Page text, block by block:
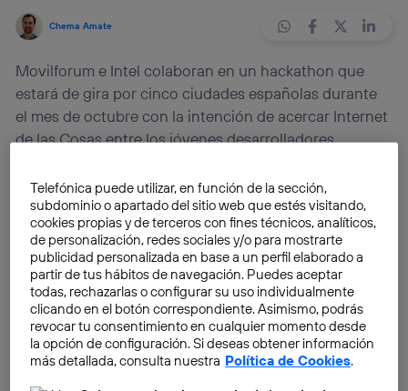
Chema Amate
Movilforum e Intel colaboran en un hackathon que
estará de gira por cinco ciudades españolas durante
el mes de octubre con la intención de acercar Internet
de las Cosas entre los jóvenes desarrolladores.
Movilforum, el programa de Partners de Soluciones de
Telefónica se ha unido a Intel y su Reto Edison para
que jóvenes de diferentes ciudades españolas puedan
poner en práctica sus habilidades y desarrollar
soluciones para el entorno de Internet de las Cosas.
Durante todo el mes de octubre, el tour organizado
por ambas empresas irá celebrando por la geografía
española diferentes hackathones para atraer a
Telefónica puede utilizar, en función de la sección,
subdominio o apartado del sitio web que estés visitando,
cookies propias y de terceros con fines técnicos, analíticos,
de personalización, redes sociales y/o para mostrarte
publicidad personalizada en base a un perfil elaborado a
partir de tus hábitos de navegación. Puedes aceptar
todas, rechazarlas o configurar su uso individualmente
clicando en el botón correspondiente. Asimismo, podrás
revocar tu consentimiento en cualquier momento desde
la opción de configuración. Si deseas obtener información
más detallada, consulta nuestra Política de Cookies.